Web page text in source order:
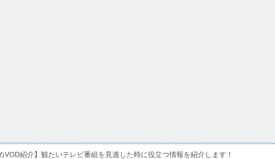
VOD紹介】観たいテレビ番組を見逃した時に役立つ情報を紹介します！